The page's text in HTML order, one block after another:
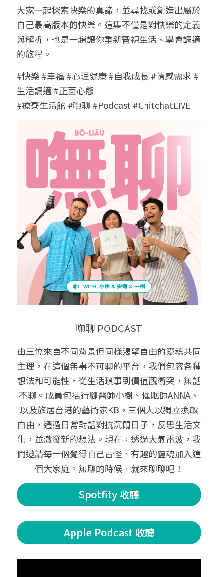
大家一起探索快樂的真諦，並尋找或創造出屬於
自己最高版本的快樂。這集不僅是對快樂的定義
與解析，也是一趟讓你重新審視生活、學會調適
的旅程。
#快樂 #幸福 #心理健康 #自我成長 #情感需求 #
生活調適 #正面心態
#療寮生活館 #嘸聊 #Podcast #ChitchatLIVE
嘸聊 PODCAST
由三位來自不同背景但同樣渴望自由的靈魂共同
主理，在這個無事不可聊的平台，我們包容各種
想法和可能性，從生活瑣事到價值觀衝突，無話
不聊。成員包括行腳醫師小樹、催眠師ANNA、
以及旅居台港的藝術家KB，三個人以獨立換取
自由，通過日常對話對抗沉悶日子，反思生活文
化，並激發新的想法。現在，透過大氣電波，我
們邀請每一個覺得自己古怪、有趣的靈魂加入這
個大家庭。無聊的時候，就來聊聊吧！
Spotfity 收聽
Apple Podcast 收聽